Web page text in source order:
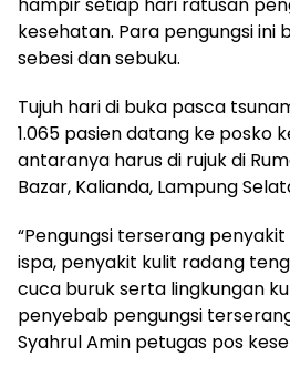
kesehatan. Para pengungsi ini
sebesi dan sebuku.
Tujuh hari di buka pasca
1.065 pasien datang ke posko
antaranya harus di rujuk di
Bazar, Kalianda, Lampung
“Pengungsi terserang
ispa, penyakit kulit radang
cuca buruk serta lingkungan
penyebab pengungsi
Syahrul Amin petugas pos